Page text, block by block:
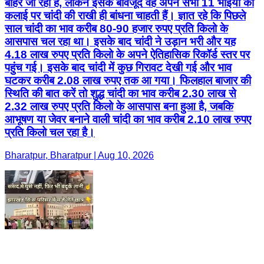
बाहर जा रहा है, लेकिन इसके बावजूद वह अपने सभी 11 भाइयों की
कलाई पर चांदी की राखी ही बांधना चाहती हैं। ज्ञात रहे कि पिछले
साल चांदी का भाव करीब 80-90 हजार रुपए प्रति किलो के
आसपास चल रहा था। इसके बाद चांदी ने उड़ान भरी और यह
4.18 लाख रुपए प्रति किलो के अपने ऐतिहासिक रिकॉर्ड स्तर पर
पहुंच गई। इसके बाद चांदी में कुछ गिरावट देखी गई और भाव
घटकर करीब 2.08 लाख रुपए तक आ गया। फिलहाल बाजार की
स्थिति की बात करें तो शुद्ध चांदी का भाव करीब 2.30 लाख से
2.32 लाख रुपए प्रति किलो के आसपास बना हुआ है, जबकि
आभूषण या जेवर बनाने वाली चांदी का भाव करीब 2.10 लाख रुपए
प्रति किलो चल रहा है।
Bharatpur, Bharatpur | Aug 10, 2026